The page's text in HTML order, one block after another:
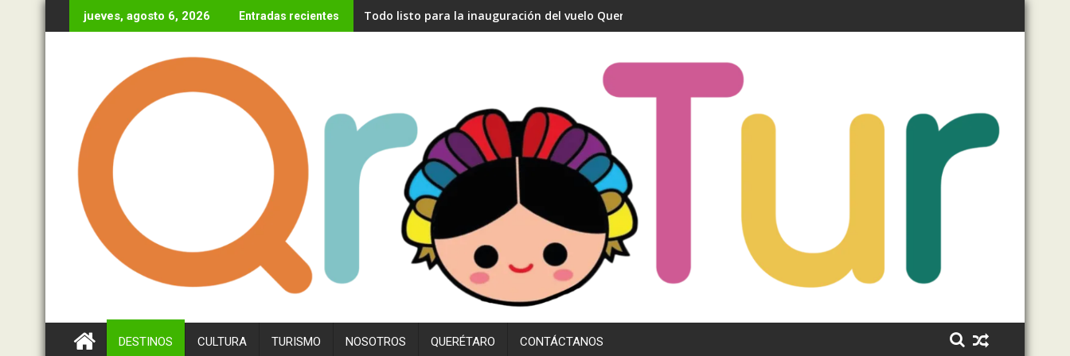
al
jueves, agosto 6, 2026 Entradas recientes Todo listo para la inauguración del vuelo Querétaro- Madrid
DESTINOS CULTURA TURISMO NOSOTROS QUERÉTARO CONTÁCTANOS